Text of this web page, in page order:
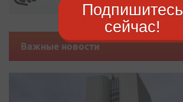
Важные новости
Подпишитесь
сейчас!